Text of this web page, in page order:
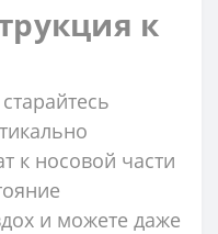
к
к носовой части
и можете даже